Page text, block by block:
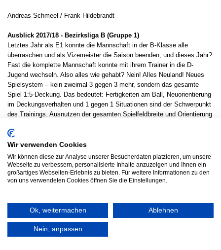
Andreas Schmeel / Frank Hildebrandt
Ausblick 2017/18 - Bezirksliga B (Gruppe 1)
Letztes Jahr als E1 konnte die Mannschaft in der B-Klasse alle
überraschen und als Vizemeister die Saison beenden; und dieses Jahr?
Fast die komplette Mannschaft konnte mit ihrem Trainer in die D-
Jugend wechseln. Also alles wie gehabt? Nein! Alles Neuland! Neues
Spielsystem – kein zweimal 3 gegen 3 mehr, sondern das gesamte
Spiel 1:5-Deckung. Das bedeutet: Fertigkeiten am Ball, Neuorientierung
im Deckungsverhalten und 1 gegen 1 Situationen sind der Schwerpunkt
des Trainings. Ausnutzen der gesamten Spielfeldbreite und Orientierung
für viele Jungs und auch für den Trainer. Dazu kommt der Abgang
unseres Spielmachers, in dessen Rolle nun andere Spieler reinwachsen
werden. Aber mit dem Rückenwind aus der letzten Saison, viel Spaß
und großem Teamgeist freuen sich alle auf eine neue Herausforderung.
Trainer Kai Maaß
E1-Jugend - Bezirksliga A
Wir verwenden Cookies
Wir können diese zur Analyse unserer Besucherdaten platzieren, um unsere
Webseite zu verbessern, personalisierte Inhalte anzuzeigen und Ihnen ein
großartiges Webseiten-Erlebnis zu bieten. Für weitere Informationen zu den
von uns verwendeten Cookies öffnen Sie die Einstellungen.
Ok, weitermachen Ablehnen
Nein, anpassen